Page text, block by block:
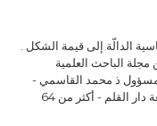
الدالّة إلى قيمة الشكل .
حجاوي - العدد 94 من مجلة الباحث العلمية
ذ محمد القاسمي -
منشورات موقع الباحث و مطبعة دار القلم - أكثر من 64